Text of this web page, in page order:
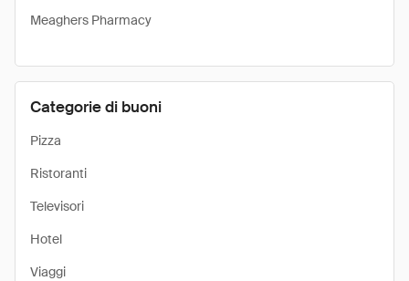
Meaghers Pharmacy
Categorie di buoni
Pizza
Ristoranti
Televisori
Hotel
Viaggi